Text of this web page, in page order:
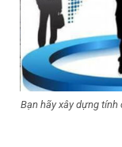
Bạn hãy xây dựng